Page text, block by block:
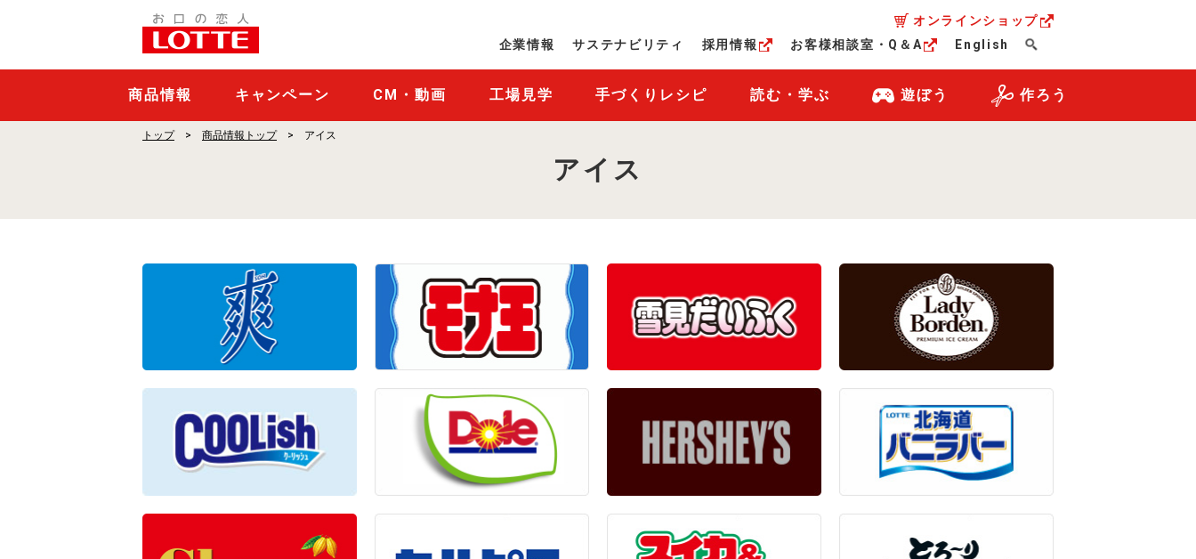
ス
品
オンラインショップ
企業情報
サステナビリティ 採用情報 お客様相談室・Q＆A English
商品情報 キャンペーン CM・動画 工場見学 手づくりレシピ 読む・学ぶ 遊ぼう 作ろう
トップ 商品情報トップ アイス
アイス